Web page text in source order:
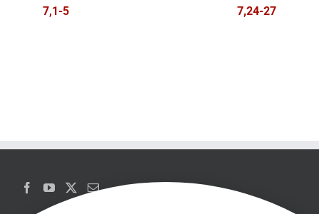
7,1-5
7,24-27